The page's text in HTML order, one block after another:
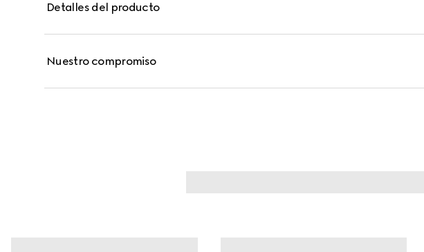
Detalles del producto
Nuestro compromiso